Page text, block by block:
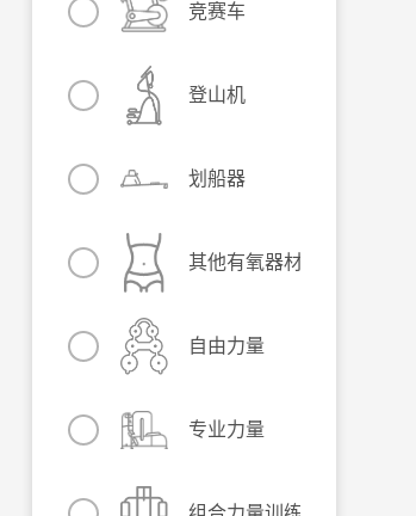
竞赛车
登山机
划船器
其他有氧器材
自由力量
专业力量